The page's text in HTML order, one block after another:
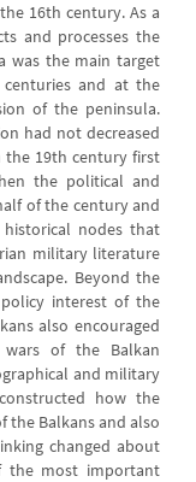
16th century. As a
and processes the
was the main target
and at the
of the peninsula.
had not decreased
19th century first
the political and
of the century and
nodes that
military literature
Beyond the
interest of the
also encouraged
of the Balkan
and military
how the
the Balkans and also
changed about
the most important